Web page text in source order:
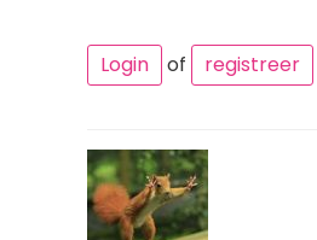
Login of registreer